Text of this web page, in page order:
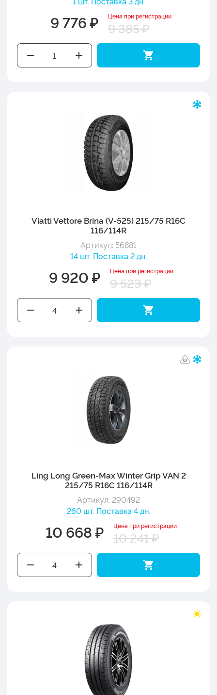
9 776 ₽ Цена при регистрации
9 385 ₽
Viatti Vettore Brina (V-525) 215/75 R16C
116/114R
Артикул: 56881
14 шт. Поставка 2 дн.
9 920 ₽ Цена при регистрации
9 523 ₽
Ling Long Green-Max Winter Grip VAN 2
215/75 R16C 116/114R
Артикул: 290492
260 шт. Поставка 4 дн.
10 668 ₽ Цена при регистрации
10 241 ₽